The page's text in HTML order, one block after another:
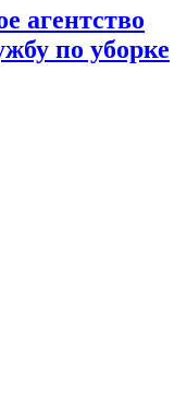
агентство
по уборке